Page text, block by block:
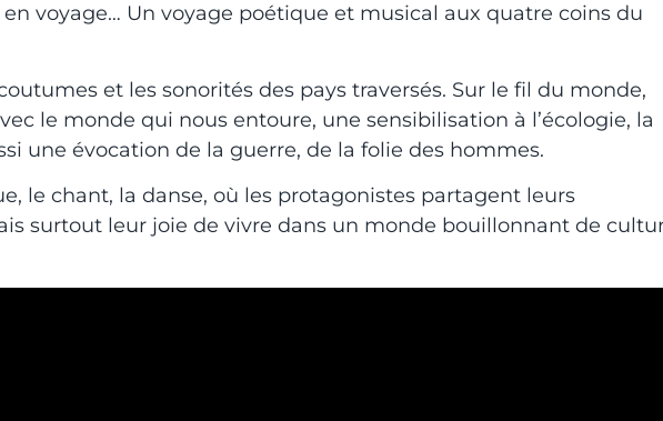
voyage… Un voyage poétique et musical aux quatre coins du
et les sonorités des pays traversés. Sur le fil du monde,
le monde qui nous entoure, une sensibilisation à l’écologie, la
une évocation de la guerre, de la folie des hommes.
le chant, la danse, où les protagonistes partagent leurs
surtout leur joie de vivre dans un monde bouillonnant de